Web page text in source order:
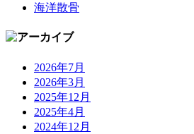
海洋散骨
2026年7月
2026年3月
2025年12月
2025年4月
2024年12月